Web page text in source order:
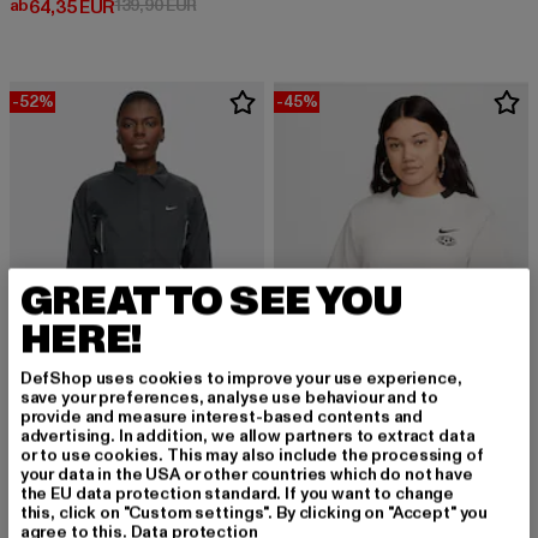
ab64,35 EUR
Derzeitiger Preis: ab 64,35 EUR
139,90 EUR
-52%
NIKE
W NSW JKT WVN SW
52,75 EUR
Derzeitiger Preis: 52,75 EUR
109,90 EURAktionspreis: 109,90 EUR
-45%
NIKE
Sportswear
21,99 EUR
Derzeitiger Preis: 21,99 EUR
39,99 EURAktionspreis:
GREAT TO SEE YOU
HERE!
DefShop uses cookies to improve your use experience,
save your preferences, analyse use behaviour and to
provide and measure interest-based contents and
advertising. In addition, we allow partners to extract data
or to use cookies. This may also include the processing of
your data in the USA or other countries which do not have
the EU data protection standard. If you want to change
this, click on "Custom settings". By clicking on "Accept" you
agree to this. Data protection